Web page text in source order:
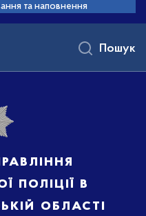
та наповнення
поліції в
області
Пошук